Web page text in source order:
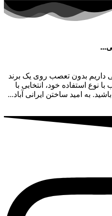
داریم بدون تعصب روی یک برند
نوع استفاده خود، انتخابی با
به امید ساختن ایرانی آباد...